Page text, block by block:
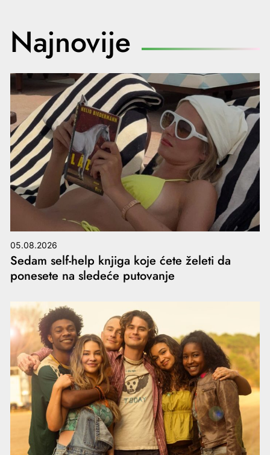
Najnovije
05.08.2026
Sedam self-help knjiga koje ćete želeti da
ponesete na sledeće putovanje